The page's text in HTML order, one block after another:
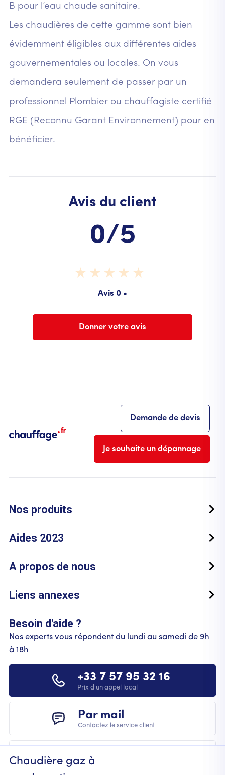
B pour l’eau chaude sanitaire.
Les chaudières de cette gamme sont bien
évidemment éligibles aux différentes aides
gouvernementales ou locales. On vous
demandera seulement de passer par un
professionnel Plombier ou chauffagiste certifié
RGE (Reconnu Garant Environnement) pour en
bénéficier.
Avis du client
0/5
Avis 0 •
Donner votre avis
Chaudière gaz à
Demande de devis
Je souhaite un dépannage
Nos produits
Aides 2023
A propos de nous
Liens annexes
Besoin d'aide ?
Nos experts vous répondent du lundi au samedi de 9h
à 18h
+33 7 57 95 32 16
Prix d'un appel local
Par mail
Contactez le service client